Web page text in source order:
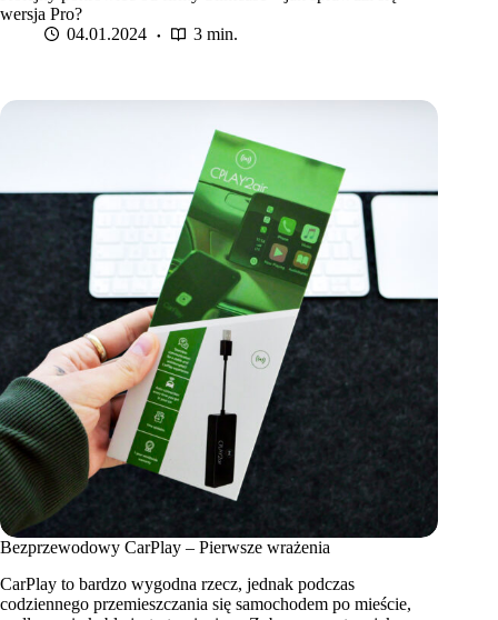
wersja Pro?
04.01.2024
3 min.
Bezprzewodowy CarPlay – Pierwsze wrażenia
CarPlay to bardzo wygodna rzecz, jednak podczas
codziennego przemieszczania się samochodem po mieście,